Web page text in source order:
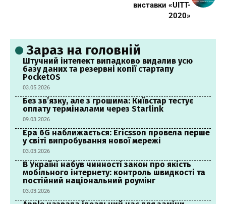
виставки «UITT-
2020»
Зараз на головній
Штучний інтелект випадково видалив усю
базу даних та резервні копії стартапу
PocketOS
03.05.2026
Без зв’язку, але з грошима: Київстар тестує
оплату терміналами через Starlink
09.03.2026
Ера 6G наближається: Ericsson провела перше
у світі випробування нової мережі
03.03.2026
В Україні набув чинності закон про якість
мобільного інтернету: контроль швидкості та
постійний національний роумінг
03.03.2026